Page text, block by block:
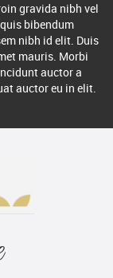
gravida nibh vel
bibendum
nibh id elit. Duis
mauris. Morbi
auctor a
auctor eu in elit.